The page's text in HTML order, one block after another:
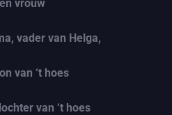
vrouw
vader van Helga,
van ‘t hoes
van ‘t hoes